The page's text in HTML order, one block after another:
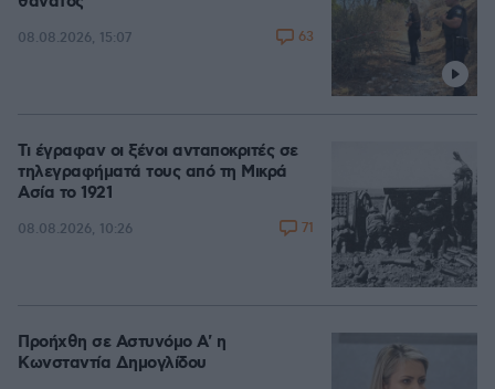
08.08.2026, 15:07 63
Τι έγραφαν οι ξένοι ανταποκριτές σε
τηλεγραφήματά τους από τη Μικρά
Ασία το 1921
08.08.2026, 10:26 71
Προήχθη σε Αστυνόμο Α' η
Κωνσταντία Δημογλίδου